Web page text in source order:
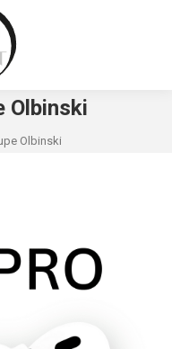
Olbinski
Olbinski